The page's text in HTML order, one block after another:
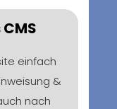
einfach
&
nach